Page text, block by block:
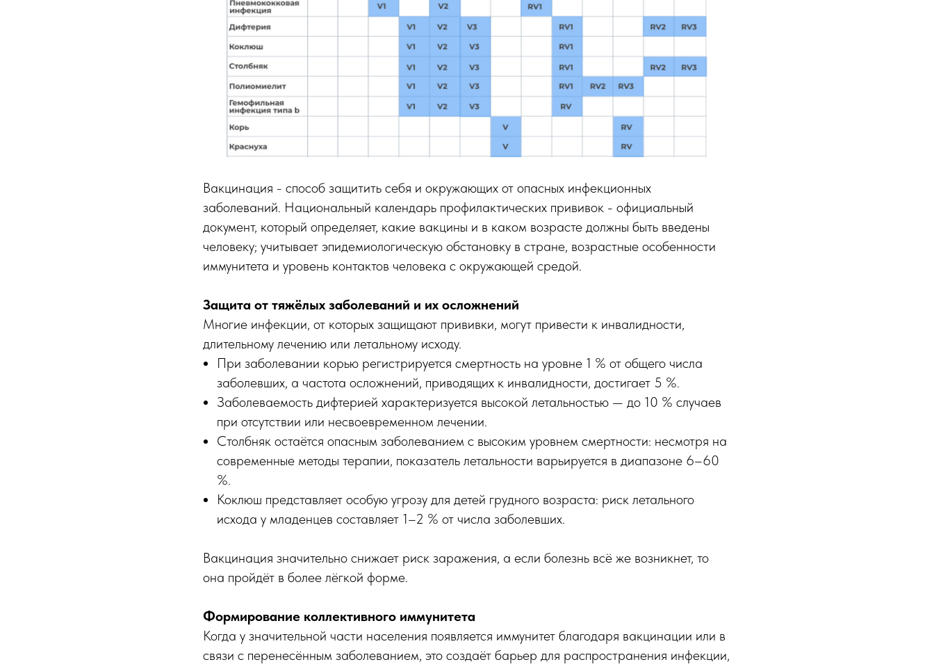
Вакцинация - способ защитить себя и окружающих от опасных инфекционных
заболеваний. Национальный календарь профилактических прививок - официальный
документ, который определяет, какие вакцины и в каком возрасте должны быть введены
человеку; учитывает эпидемиологическую обстановку в стране, возрастные особенности
иммунитета и уровень контактов человека с окружающей средой.
Защита от тяжёлых заболеваний и их осложнений
Многие инфекции, от которых защищают прививки, могут привести к инвалидности,
длительному лечению или летальному исходу.
При заболевании корью регистрируется смертность на уровне 1 % от общего числа
заболевших, а частота осложнений, приводящих к инвалидности, достигает 5 %.
Заболеваемость дифтерией характеризуется высокой летальностью — до 10 % случаев
при отсутствии или несвоевременном лечении.
Столбняк остаётся опасным заболеванием с высоким уровнем смертности: несмотря на
современные методы терапии, показатель летальности варьируется в диапазоне 6–60
%.
Коклюш представляет особую угрозу для детей грудного возраста: риск летального
исхода у младенцев составляет 1–2 % от числа заболевших.
Вакцинация значительно снижает риск заражения, а если болезнь всё же возникнет, то
она пройдёт в более лёгкой форме.
Формирование коллективного иммунитета
Когда у значительной части населения появляется иммунитет благодаря вакцинации или в
связи с перенесённым заболеванием, это создаёт барьер для распространения инфекции,